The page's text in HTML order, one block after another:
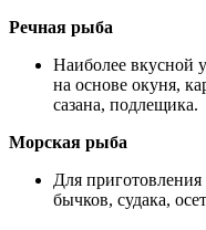
Речная рыба
Наиболее вкусной
на основе окуня,
сазана, подлещика.
Морская рыба
Для приготовления
бычков, судака,